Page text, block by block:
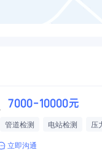
7000-10000元
管道检测 电站检测 压
立即沟通